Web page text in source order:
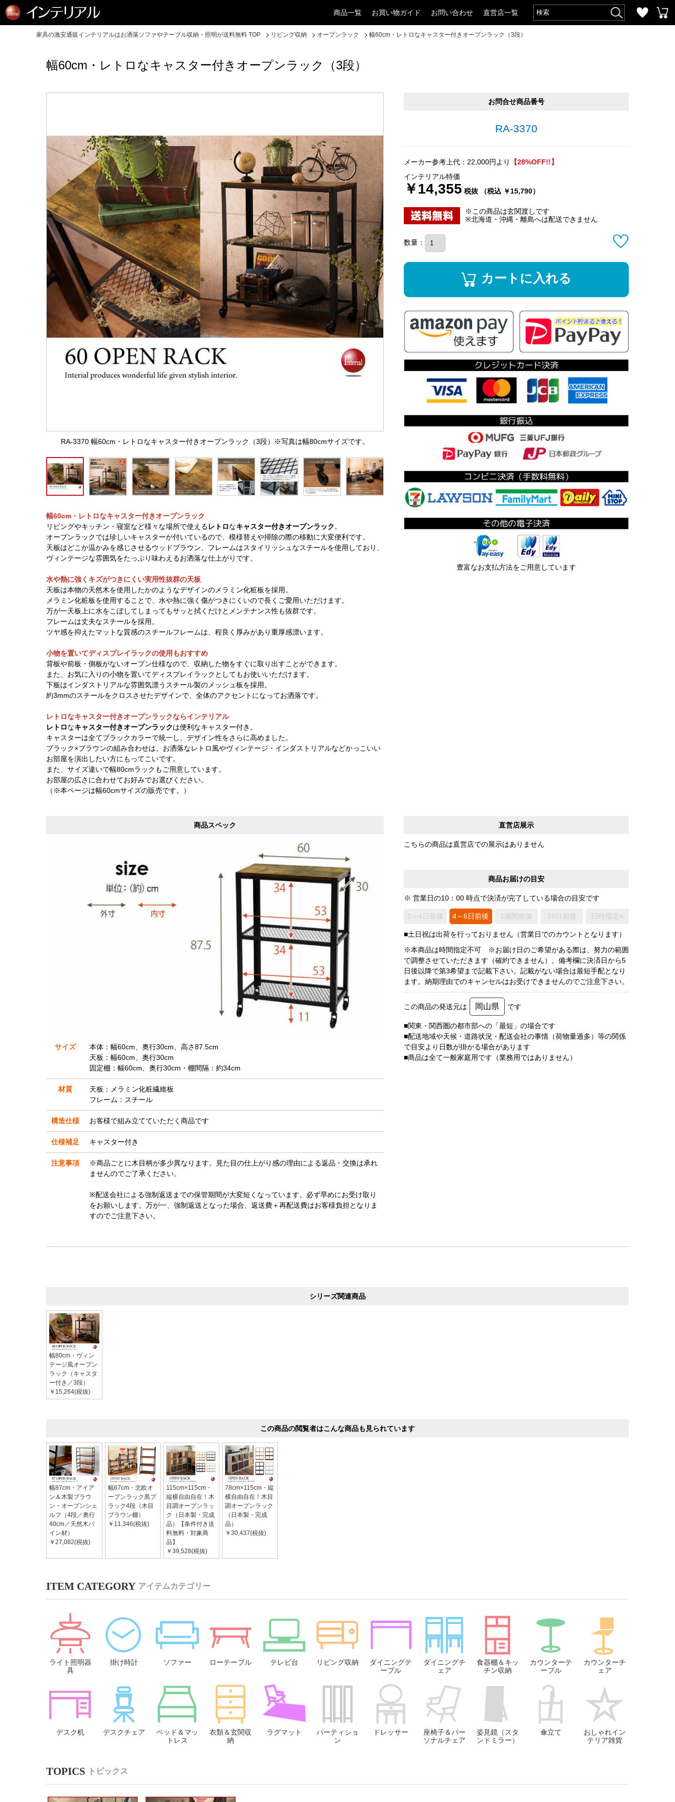
商品一覧 お買い物ガイド お問い合わせ 直営店一覧
家具の激安通販インテリアルはお洒落ソファやテーブル収納・照明が送料無料 TOP リビング収納 オープンラック 幅60cm・レトロなキャスター付きオープンラック（3段）
幅60cm・レトロなキャスター付きオープンラック（3段）
RA-3370 幅60cm・レトロなキャスター付きオープンラック（3段）※写真は幅80cmサイズです。
幅60cm・レトロなキャスター付きオープンラック
リビングやキッチン・寝室など様々な場所で使えるレトロなキャスター付きオープンラック。
オープンラックでは珍しいキャスターが付いているので、模様替えや掃除の際の移動に大変便利です。
天板はどこか温かみを感じさせるウッドブラウン、フレームはスタイリッシュなスチールを使用しており、
ヴィンテージな雰囲気をたっぷり味わえるお洒落な仕上がりです。
水や熱に強くキズがつきにくい実用性抜群の天板
天板は本物の天然木を使用したかのようなデザインのメラミン化粧板を採用。
メラミン化粧板を使用することで、水や熱に強く傷がつきにくいので長くご愛用いただけます。
万が一天板上に水をこぼしてしまってもサッと拭くだけとメンテナンス性も抜群です。
フレームは丈夫なスチールを採用。
ツヤ感を抑えたマットな質感のスチールフレームは、程良く厚みがあり重厚感漂います。
小物を置いてディスプレイラックの使用もおすすめ
背板や前板・側板がないオープン仕様なので、収納した物をすぐに取り出すことができます。
また、お気に入りの小物を置いてディスプレイラックとしてもお使いいただけます。
下板はインダストリアルな雰囲気漂うスチール製のメッシュ板を採用。
約3mmのスチールをクロスさせたデザインで、全体のアクセントになってお洒落です。
レトロなキャスター付きオープンラックならインテリアル
レトロなキャスター付きオープンラックは便利なキャスター付き。
キャスターは全てブラックカラーで統一し、デザイン性をさらに高めました。
ブラック×ブラウンの組み合わせは、お洒落なレトロ風やヴィンテージ・インダストリアルなどかっこいい
お部屋を演出したい方にもってこいです。
また、サイズ違いで幅80cmラックもご用意しています。
お部屋の広さに合わせてお好みでお選びください。
（※本ページは幅60cmサイズの販売です。）
お問合せ商品番号
RA-3370
メーカー参考上代：22,000円より
【28%OFF!!】
インテリアル特価
￥14,355 税抜 （税込 ￥15,790）
※この商品は玄関渡しです
※北海道・沖縄・離島へは配送できません
数量：
カートに入れる
豊富なお支払方法をご用意しています
直営店展示
こちらの商品は直営店での展示はありません
商品お届けの目安
※ 営業日の10：00 時点で決済が完了している場合の目安です
2～4日前後 4～6日前後 1週間前後 10日前後 日時指定×
■土日祝は出荷を行っておりません（営業日でのカウントとなります）
※本商品は時間指定不可 ※お届け日のご希望がある際は、努力の範囲
で調整させていただきます（確約できません）。備考欄に決済日から5
日後以降で第3希望まで記載下さい。記載がない場合は最短手配となり
ます。納期理由でのキャンセルはお受けできませんのでご注意下さい。
この商品の発送元は 岡山県 です
■関東・関西圏の都市部への「最短」の場合です
■配送地域や天候・道路状況・配送会社の事情（荷物量過多）等の関係
で目安より日数が掛かる場合があります
■商品は全て一般家庭用です（業務用ではありません）
商品スペック
サイズ
本体：幅60cm、奥行30cm、高さ87.5cm
天板：幅60cm、奥行30cm
固定棚：幅60cm、奥行30cm・棚間隔：約34cm
材質
天板：メラミン化粧繊維板
フレーム：スチール
構造仕様 お客様で組み立てていただく商品です
仕様補足 キャスター付き
注意事項
※商品ごとに木目柄が多少異なります。見た目の仕上がり感の理由による返品・交換は承れ
ませんのでご了承ください。
※配送会社による強制返送までの保管期間が大変短くなっています。必ず早めにお受け取り
をお願いします。万が一、強制返送となった場合、返送費＋再配送費はお客様負担となりま
すのでご注意下さい。
シリーズ関連商品
幅80cm・ヴィン
テージ風オープン
ラック（キャスタ
ー付き／3段）
￥15,264(税抜)
この商品の閲覧者はこんな商品も見られています
幅87cm・アイア
ン＆木製ブラウ
ン・オープンシェ
ルフ（4段／奥行
40cm／天然木パ
イン材）
￥27,082(税抜)
幅67cm・北欧オ
ープンラック黒ブ
ラック4段（木目
ブラウン棚）
￥11,346(税抜)
115cm×115cm・
縦横自由自在！木
目調オープンラッ
ク（日本製・完成
品）【条件付き送
料無料・対象商
品】
￥39,528(税抜)
78cm×115cm・縦
横自由自在！木目
調オープンラック
（日本製・完成
品）
￥30,437(税抜)
アイテムカテゴリー
ライト照明器
具
掛け時計 ソファー ローテーブル テレビ台 リビング収納
ダイニングテ
ーブル
ダイニングチ
ェア
食器棚＆キッ
チン収納
カウンターテ
ーブル
カウンターチ
ェア
デスク机 デスクチェア
ベッド＆マッ
トレス
衣類＆玄関収
納
ラグマット
パーティショ
ン
ドレッサー
座椅子＆パー
ソナルチェア
姿見鏡（スタ
ンドミラー）
傘立て
おしゃれイン
テリア雑貨
トピックス